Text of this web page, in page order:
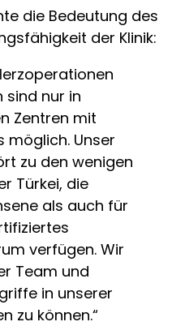
die Bedeutung des
der Klinik:
sind nur in
Zentren mit
möglich. Unser
zu den wenigen
Türkei, die
als auch für
verfügen. Wir
Team und
in unserer
zu können.“